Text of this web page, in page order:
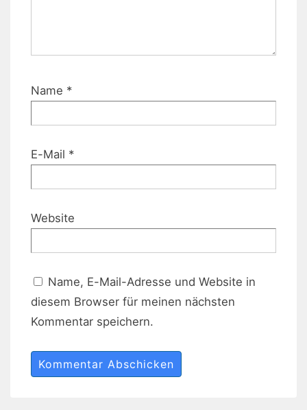
Name *
E-Mail *
Website
Name, E-Mail-Adresse und Website in
diesem Browser für meinen nächsten
Kommentar speichern.